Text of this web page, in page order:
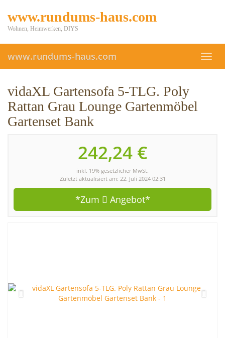
mainwww.rundums-haus.com
Wohnen, Heimwerken, DIYS
www.rundums-haus.com
vidaXL Gartensofa 5-TLG. Poly
Rattan Grau Lounge Gartenmöbel
Gartenset Bank
242,24 €
inkl. 19% gesetzlicher MwSt.
Zuletzt aktualisiert am: 22. Juli 2024 02:31
*Zum Angebot*